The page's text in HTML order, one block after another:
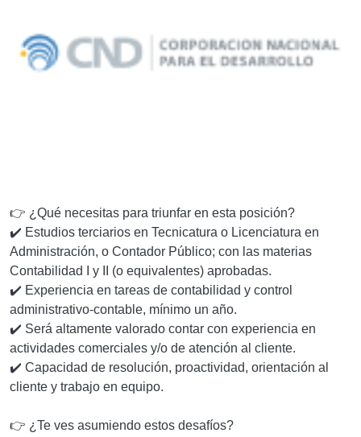
👉 ¿Qué necesitas para triunfar en esta posición?
✔️ Estudios terciarios en Tecnicatura o Licenciatura en
Administración, o Contador Público; con las materias
Contabilidad I y II (o equivalentes) aprobadas.
✔️ Experiencia en tareas de contabilidad y control
administrativo-contable, mínimo un año.
✔️ Será altamente valorado contar con experiencia en
actividades comerciales y/o de atención al cliente.
✔️ Capacidad de resolución, proactividad, orientación al
cliente y trabajo en equipo.
👉 ¿Te ves asumiendo estos desafíos?